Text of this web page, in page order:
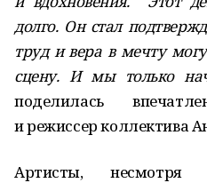
долго. Он стал
труд и вера в мечту
сцену. И мы только
поделилась
и режиссер коллектива
Артисты,